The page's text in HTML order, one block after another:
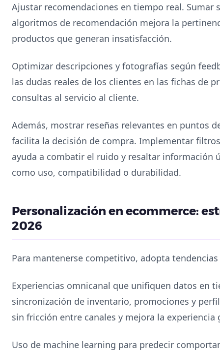
Ajustar recomendaciones en tiempo real. Sumar
algoritmos de recomendación mejora la
productos que generan insatisfacción.
Optimizar descripciones y fotografías según
las dudas reales de los clientes en las fichas de
consultas al servicio al cliente.
Además, mostrar reseñas relevantes en puntos
facilita la decisión de compra. Implementar
ayuda a combatir el ruido y resaltar información
como uso, compatibilidad o durabilidad.
Personalización en ecommerce:
2026
Para mantenerse competitivo, adopta
Experiencias omnicanal que unifiquen datos en
sincronización de inventario, promociones y
sin fricción entre canales y mejora la experiencia
Uso de machine learning para predecir